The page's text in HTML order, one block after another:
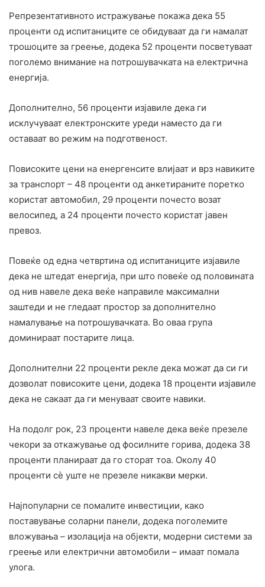
Репрезентативното истражување покажа дека 55
проценти од испитаниците се обидуваат да ги намалат
трошоците за греење, додека 52 проценти посветуваат
поголемо внимание на потрошувачката на електрична
енергија.
Дополнително, 56 проценти изјавиле дека ги
исклучуваат електронските уреди наместо да ги
оставаат во режим на подготвеност.
Повисоките цени на енергенсите влијаат и врз навиките
за транспорт – 48 проценти од анкетираните поретко
користат автомобил, 29 проценти почесто возат
велосипед, а 24 проценти почесто користат јавен
превоз.
Повеќе од една четвртина од испитаниците изјавиле
дека не штедат енергија, при што повеќе од половината
од нив навеле дека веќе направиле максимални
заштеди и не гледаат простор за дополнително
намалување на потрошувачката. Во оваа група
доминираат постарите лица.
Дополнителни 22 проценти рекле дека можат да си ги
дозволат повисоките цени, додека 18 проценти изјавиле
дека не сакаат да ги менуваат своите навики.
На подолг рок, 23 проценти навеле дека веќе презеле
чекори за откажување од фосилните горива, додека 38
проценти планираат да го сторат тоа. Околу 40
проценти сè уште не презеле никакви мерки.
Најпопуларни се помалите инвестиции, како
поставување соларни панели, додека поголемите
вложувања – изолација на објекти, модерни системи за
греење или електрични автомобили – имаат помала
улога.